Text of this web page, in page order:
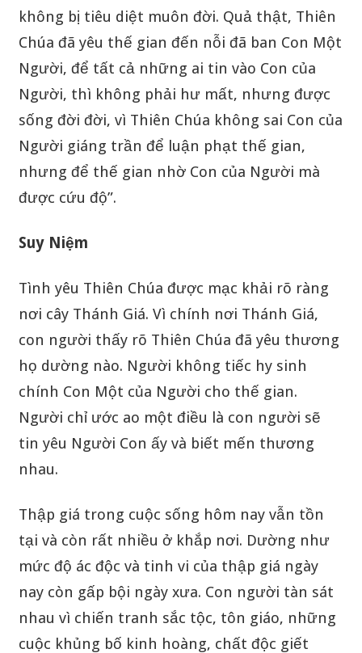
không bị tiêu diệt muôn đời. Quả thật, Thiên
Chúa đã yêu thế gian đến nỗi đã ban Con Một
Người, để tất cả những ai tin vào Con của
Người, thì không phải hư mất, nhưng được
sống đời đời, vì Thiên Chúa không sai Con của
Người giáng trần để luận phạt thế gian,
nhưng để thế gian nhờ Con của Người mà
được cứu độ”.
Suy Niệm
Tình yêu Thiên Chúa được mạc khải rõ ràng
nơi cây Thánh Giá. Vì chính nơi Thánh Giá,
con người thấy rõ Thiên Chúa đã yêu thương
họ dường nào. Người không tiếc hy sinh
chính Con Một của Người cho thế gian.
Người chỉ ước ao một điều là con người sẽ
tin yêu Người Con ấy và biết mến thương
nhau.
Thập giá trong cuộc sống hôm nay vẫn tồn
tại và còn rất nhiều ở khắp nơi. Dường như
mức độ ác độc và tinh vi của thập giá ngày
nay còn gấp bội ngày xưa. Con người tàn sát
nhau vì chiến tranh sắc tộc, tôn giáo, những
cuộc khủng bố kinh hoàng, chất độc giết